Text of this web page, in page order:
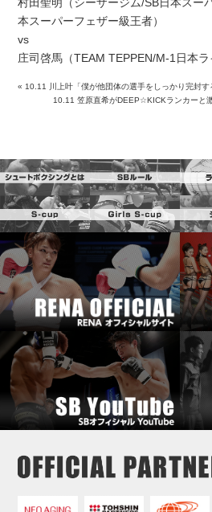
本スーパーフェザー級王者）
vs
庄司啓馬（TEAM TEPPEN/M-1日本ラ
« 10.11 川上叶「僕が他団体の選手をしっかり完封す
10.11 笠原直希がDEEP☆KICKランカーと